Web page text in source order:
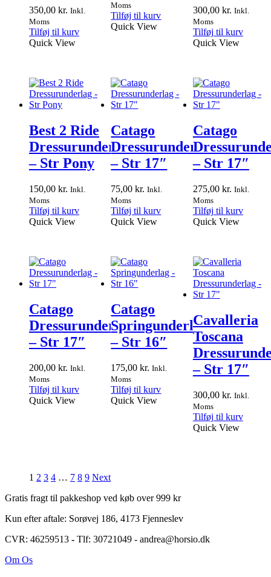
350,00 kr. Inkl.
Moms
Tilføj til kurv
Quick View
Moms
Tilføj til kurv
Quick View
300,00 kr. Inkl.
Moms
Tilføj til kurv
Quick View
Best 2 Ride
Dressurunderlag
– Str Pony
150,00 kr. Inkl.
Moms
Tilføj til kurv
Quick View
Catago
Dressurunderlag
– Str 17″
75,00kr. Inkl.
Moms
Tilføj til kurv
Quick View
Catago
– Str 17″
275,00 kr. Inkl.
Moms
Tilføj til kurv
Quick View
Catago
Dressurunderlag
– Str 17″
200,00 kr. Inkl.
Moms
Tilføj til kurv
Quick View
Catago
Springunderlag
– Str 16″
175,00kr. Inkl.
Moms
Tilføj til kurv
Quick View
Cavalleria
Toscana
– Str 17″
300,00 kr. Inkl.
Moms
Tilføj til kurv
Quick View
1 2 3 4 … 7 8 9 Next
Gratis fragt til pakkeshop ved køb over 999 kr
Kun efter aftale: Sorøvej 186, 4173 Fjenneslev
CVR: 46259513 - Tlf: 30721049 - andrea@horsio.dk
Om Os